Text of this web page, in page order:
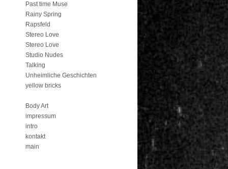
Past time Muse
Rainy Spring
Rapsfeld
Stereo Love
Stereo Love
Studio Nudes
Talking
Unheimliche Geschichten
yellow bricks
Body Art
impressum
intro
kontakt
main